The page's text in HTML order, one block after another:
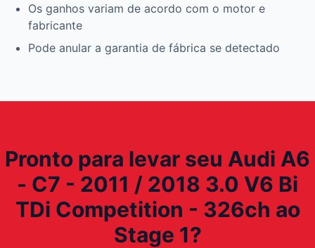
Os ganhos variam de acordo com o motor e
fabricante
Pode anular a garantia de fábrica se detectado
Pronto para levar seu Audi A6
- C7 - 2011 / 2018 3.0 V6 Bi
TDi Competition - 326ch ao
Stage 1?